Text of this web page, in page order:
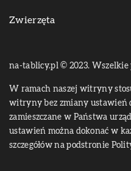
Zwierzęta
na-tablicy.pl © 2023. Wszelkie
W ramach naszej witryny
witryny bez zmiany ustawień
zamieszczane w Państwa
ustawień można dokonać w
szczegółów na podstronie